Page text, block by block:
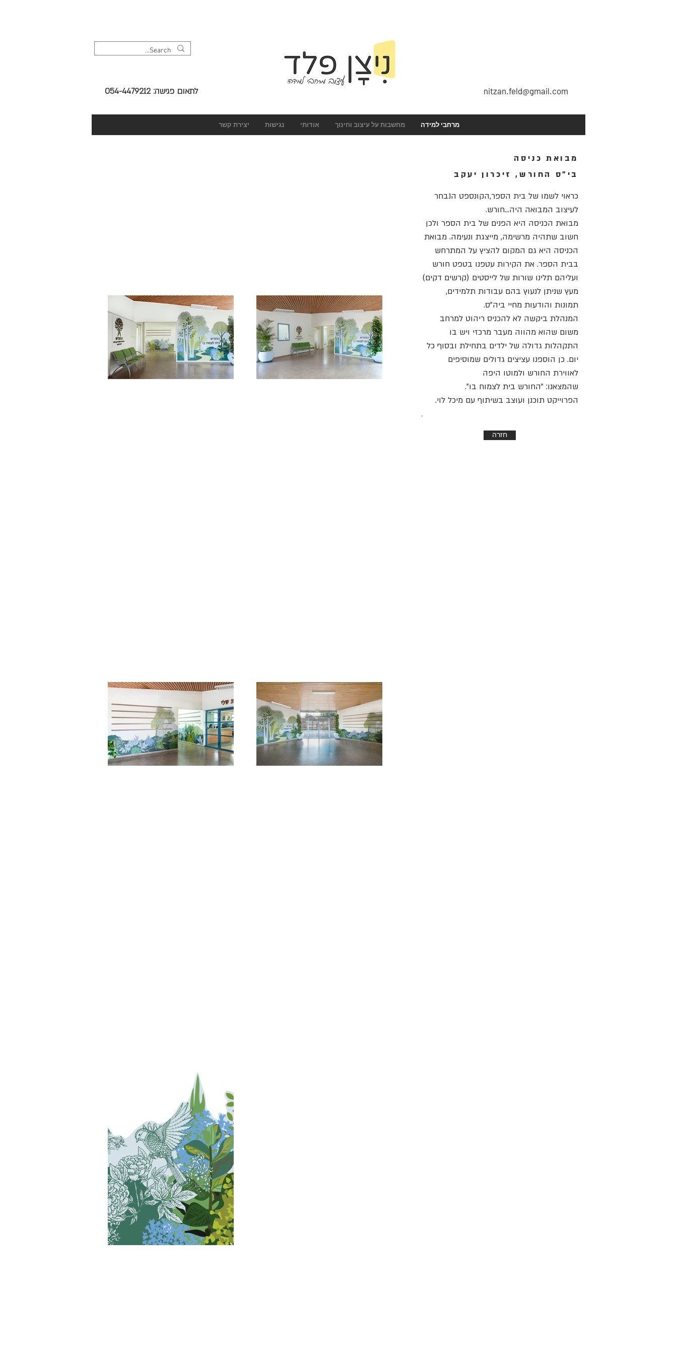
לתאום פגישה: 054-4479212 nitzan.feld@gmail.com
כראוי לשמו של בית הספר,הקונספט הנבחר
לעיצוב המבואה היה...חורש.
מבואת הכניסה היא הפנים של בית הספר ולכן
חשוב שתהיה מרשימה, מייצגת ונעימה. מבואת
הכניסה היא גם המקום להציץ על המתרחש
בבית הספר. את הקירות עטפנו בטפט חורש
ועליהם תלינו שורות של לייסטים (קרשים דקים)
מעץ שניתן לנעוץ בהם עבודות תלמידים,
תמונות והודעות מחיי ביה"ס.
המנהלת ביקשה לא להכניס ריהוט למרחב
משום שהוא מהווה מעבר מרכזי ויש בו
התקהלות גדולה של ילדים בתחילת ובסוף כל
יום. כן הוספנו עציצים גדולים שמוסיפים
לאווירת החורש ולמוטו היפה
שהמצאנו: "החורש בית לצמוח בו".
הפרוייקט תוכנן ועוצב בשיתוף עם מיכל לוי.
.
מבואת כניסה
בי"ס החורש, זיכרון יעקב
חזרה
יצירת קשר נגישות אודותי מחשבות על עיצוב וחינוך מרחבי למידה